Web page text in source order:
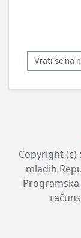
Vrati se na
Copyright
mladih
Programska